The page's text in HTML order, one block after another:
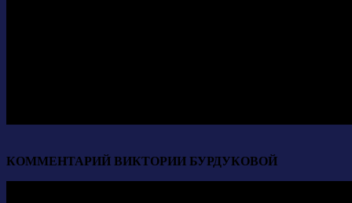
КОММЕНТАРИЙ ВИКТОРИИ БУРДУКОВОЙ